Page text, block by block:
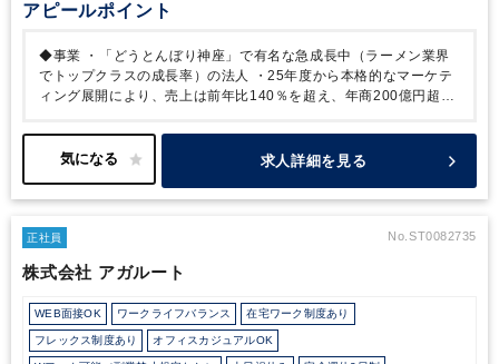
アピールポイント
◆事業 ・「どうとんぼり神座」で有名な急成長中（ラーメン業界
でトップクラスの成長率）の法人
・25年度から本格的なマーケテ
ィング展開により、売上は前年比140％を超え、年商200億円超
を実現・創業以来黒字続きで、厳しい業界の中でも屈指の利益率
の高さを誇る。2034年までに全国700店舗、売上1000億円達成を
自の経営ノウハウにより高い収益率を武器に、実質無借金経営を続
ことで、こだわりの食材を利用したうえで、利益につなげられてい
を行う（従業員53名：正社員45名、グループ連連結1,734名）
外にも広げ（2024年7月にもハワイに新たに出店）、事業拡大を
目指す ◆社風 ・年功序列ではなく、個人の成果に応じて昇給・昇
格できるため、年齢関係なくチャンスが与えられる環境
求人詳細を見る
正社員 No.ST0082735
株式会社 アガルート
WEB面接OK ワークライフバランス 在宅ワーク制度あり
フレックス制度あり オフィスカジュアルOK